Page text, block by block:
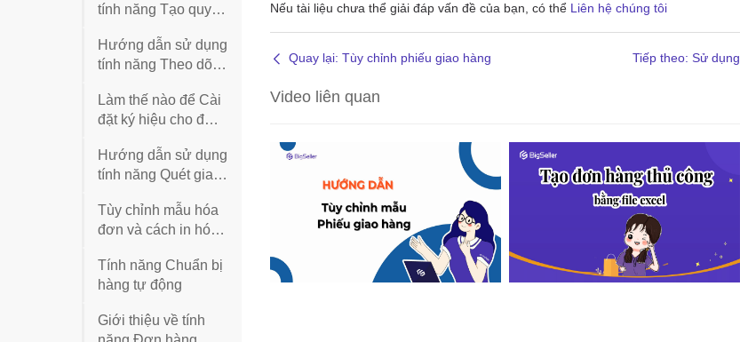
tính năng Tạo quy
BigSeller
Hướng dẫn sử dụng
tính năng Theo dõi
Làm thế nào để Cài
đặt ký hiệu cho đơn
Hướng dẫn sử dụng
tính năng Quét giao
gồm bước cân bưu
kiện)
Tùy chỉnh mẫu hóa
đơn và cách in hóa
Tính năng Chuẩn bị
hàng tự động
Giới thiệu về tính
Nếu tài liệu chưa thể giải đáp vấn đề của bạn, có thể Liên hệ chúng tôi
Quay lại: Tùy chỉnh phiếu giao hàng
Video liên quan